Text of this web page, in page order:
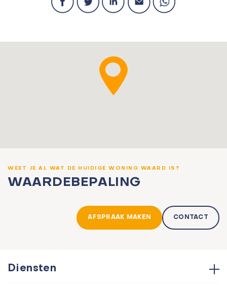
WEET JE AL WAT DE HUIDIGE WONING WAARD IS?
WAARDEBEPALING
AFSPRAAK MAKEN CONTACT
Diensten